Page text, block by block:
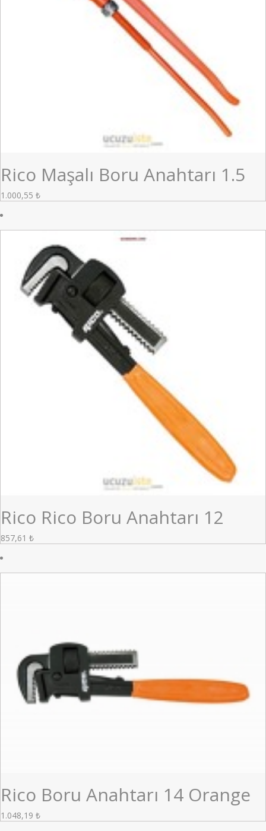
Rico Maşalı Boru Anahtarı 1.5
1.000,55 ₺
Rico Rico Boru Anahtarı 12
857,61 ₺
Rico Boru Anahtarı 14 Orange
1.048,19 ₺